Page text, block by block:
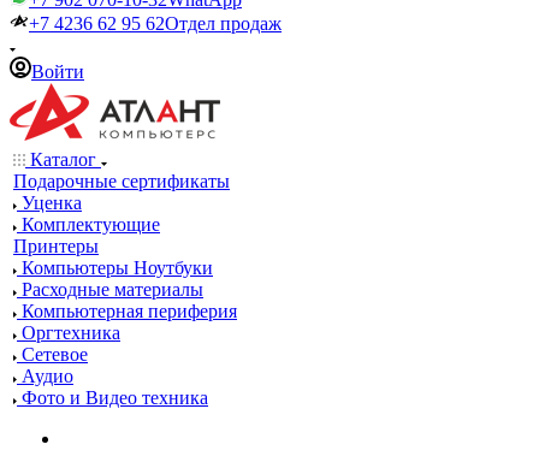
+7 4236 62 95 62Отдел продаж
Войти
Каталог
Подарочные сертификаты
Уценка
Комплектующие
Принтеры
Компьютеры Ноутбуки
Расходные материалы
Компьютерная периферия
Оргтехника
Сетевое
Аудио
Фото и Видео техника